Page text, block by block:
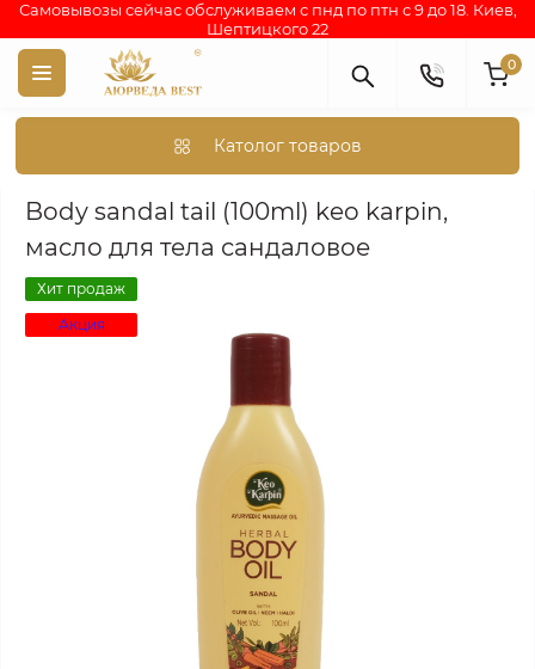
Самовывозы сейчас обслуживаем с пнд по птн с 9 до 18. Киев,
Шептицкого 22
0
Католог товаров
Аюрведа каталог индийских товаров АЮРВЕДИЧЕСКАЯ
Body sandal tail (100ml) keo karpin,
масло для тела сандаловое
Хит продаж
Акция